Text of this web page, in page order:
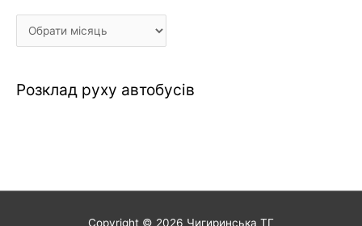
Розклад руху автобусів
Copyright © 2026 Чигиринська ТГ